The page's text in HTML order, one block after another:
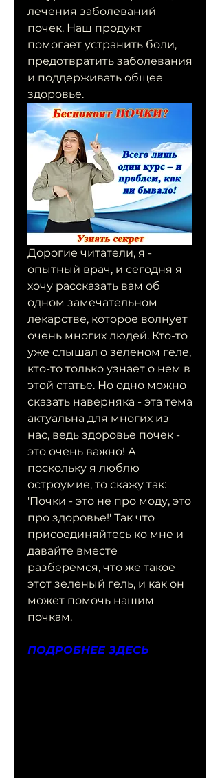
лечения заболеваний
почек. Наш продукт
помогает устранить боли,
предотвратить заболевания
и поддерживать общее
здоровье.
Дорогие читатели, я -
опытный врач, и сегодня я
хочу рассказать вам об
одном замечательном
лекарстве, которое волнует
очень многих людей. Кто-то
уже слышал о зеленом геле,
кто-то только узнает о нем в
этой статье. Но одно можно
сказать наверняка - эта тема
актуальна для многих из
нас, ведь здоровье почек -
это очень важно! А
поскольку я люблю
остроумие, то скажу так:
'Почки - это не про моду, это
про здоровье!' Так что
присоединяйтесь ко мне и
давайте вместе
разберемся, что же такое
этот зеленый гель, и как он
может помочь нашим
почкам.
ПОДРОБНЕЕ ЗДЕСЬ